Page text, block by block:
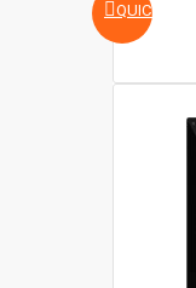
QUICKVIEW